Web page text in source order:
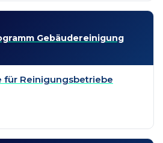
Gebäude­reinigung
für Reinigungsbetriebe